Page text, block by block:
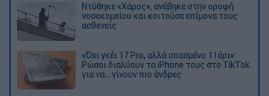
Ντύθηκε «Χάρος», ανέβηκε στην οροφή
νοσοκομείου και κοιτούσε επίμονα τους
ασθενείς
«Όχι γκέι 17 Pro, αλλά σπασμένο 11άρι»:
Ρώσοι διαλύουν τα iPhone τους στο TikTok
για να... γίνουν πιο άνδρες